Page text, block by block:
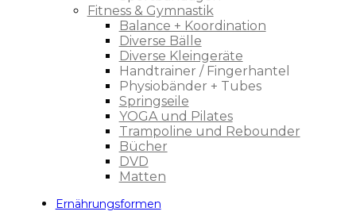
Fitness & Gymnastik
Balance + Koordination
Diverse Bälle
Diverse Kleingeräte
Handtrainer / Fingerhantel
Physiobänder + Tubes
Springseile
YOGA und Pilates
Trampoline und Rebounder
Bücher
DVD
Matten
Ernährungsformen